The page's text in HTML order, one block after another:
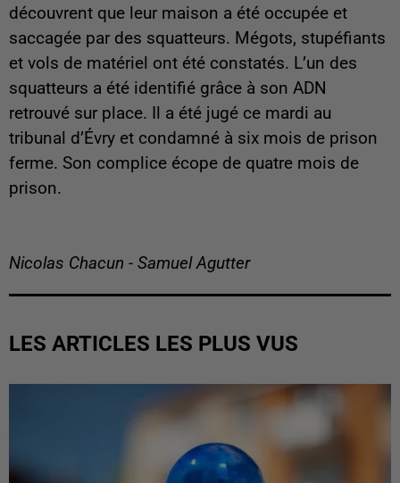
découvrent que leur maison a été occupée et
saccagée par des squatteurs. Mégots, stupéfiants
et vols de matériel ont été constatés. L’un des
squatteurs a été identifié grâce à son ADN
retrouvé sur place. Il a été jugé ce mardi au
tribunal d’Évry et condamné à six mois de prison
ferme. Son complice écope de quatre mois de
prison.
Nicolas Chacun - Samuel Agutter
LES ARTICLES LES PLUS VUS